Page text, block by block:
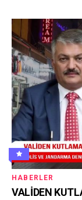
HABERLER
VALİDEN